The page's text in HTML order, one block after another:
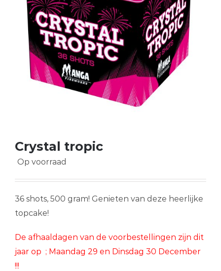
Crystal tropic
Op voorraad
36 shots, 500 gram! Genieten van deze heerlijke
topcake!
De afhaaldagen van de voorbestellingen zijn dit
jaar op ; Maandag 29 en Dinsdag 30 December
!!!